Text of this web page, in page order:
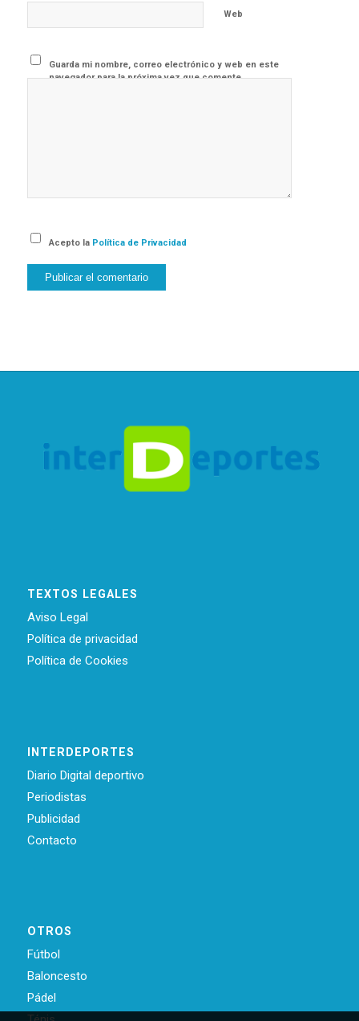
Web
Guarda mi nombre, correo electrónico y web en este
navegador para la próxima vez que comente.
Acepto la Política de Privacidad
TEXTOS LEGALES
Aviso Legal
Política de privacidad
Política de Cookies
INTERDEPORTES
Diario Digital deportivo
Periodistas
Publicidad
Contacto
OTROS
Fútbol
Baloncesto
Pádel